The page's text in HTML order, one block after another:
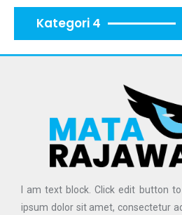
Kategori 4
I am text block. Click edit button
ipsum dolor sit amet, consectetur